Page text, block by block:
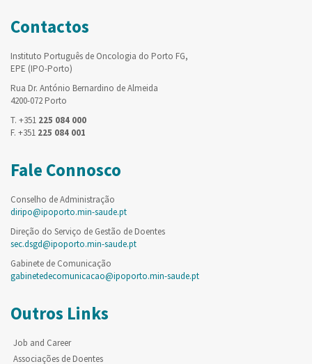
Contactos
Instituto Português de Oncologia do Porto FG,
EPE (IPO-Porto)
Rua Dr. António Bernardino de Almeida
4200-072 Porto
T. +351 225 084 000
F. +351 225 084 001
Fale Connosco
Conselho de Administração
diripo@ipoporto.min-saude.pt
Direção do Serviço de Gestão de Doentes
sec.dsgd@ipoporto.min-saude.pt
Gabinete de Comunicação
gabinetedecomunicacao@ipoporto.min-saude.pt
Outros Links
Job and Career
Associações de Doentes